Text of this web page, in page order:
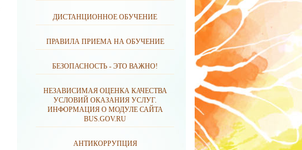
ДИСТАНЦИОННОЕ ОБУЧЕНИЕ
ПРАВИЛА ПРИЕМА НА ОБУЧЕНИЕ
БЕЗОПАСНОСТЬ - ЭТО ВАЖНО!
НЕЗАВИСИМАЯ ОЦЕНКА КАЧЕСТВА
УСЛОВИЙ ОКАЗАНИЯ УСЛУГ.
ИНФОРМАЦИЯ О МОДУЛЕ САЙТА
BUS.GOV.RU
АНТИКОРРУПЦИЯ